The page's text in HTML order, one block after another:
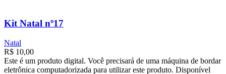
Kit Natal nº17
Natal
R$ 10,00
Este é um produto digital. Você precisará de uma máquina de bordar
eletrônica computadorizada para utilizar este produto. Disponível